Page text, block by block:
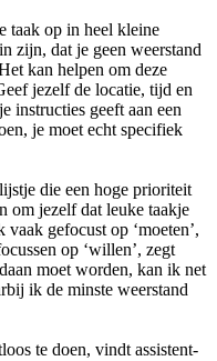
taak op in heel kleine
zijn, dat je geen weerstand
kan helpen om deze
jezelf de locatie, tijd en
instructies geeft aan een
je moet echt specifiek
die een hoge prioriteit
om jezelf dat leuke taakje
gefocust op ‘moeten’,
op ‘willen’, zegt
moet worden, kan ik net
ik de minste weerstand
te doen, vindt assistent-